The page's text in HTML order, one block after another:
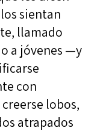
sientan
llamado
a jóvenes —y
con
lobos,
atrapados